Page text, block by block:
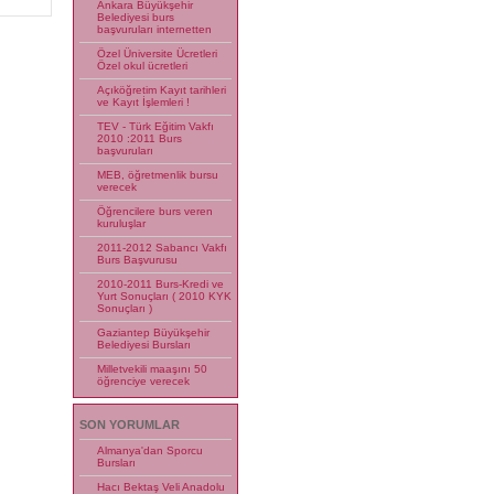
Ankara Büyükşehir
Belediyesi burs
başvuruları internetten
Özel Üniversite Ücretleri
Özel okul ücretleri
Açıköğretim Kayıt tarihleri
ve Kayıt İşlemleri !
TEV - Türk Eğitim Vakfı
2010 :2011 Burs
başvuruları
MEB, öğretmenlik bursu
verecek
Öğrencilere burs veren
kuruluşlar
2011-2012 Sabancı Vakfı
Burs Başvurusu
2010-2011 Burs-Kredi ve
Yurt Sonuçları ( 2010 KYK
Sonuçları )
Gaziantep Büyükşehir
Belediyesi Bursları
Milletvekili maaşını 50
öğrenciye verecek
SON YORUMLAR
Almanya'dan Sporcu
Bursları
Hacı Bektaş Veli Anadolu